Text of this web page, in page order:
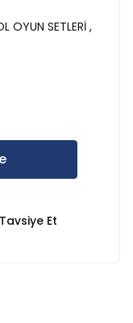
OYUN SETLERİ ,
Tavsiye Et